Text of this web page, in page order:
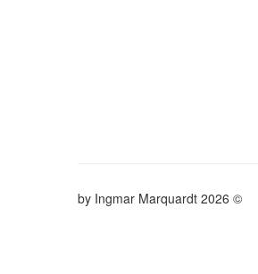
© 2026 by Ingmar Marquardt